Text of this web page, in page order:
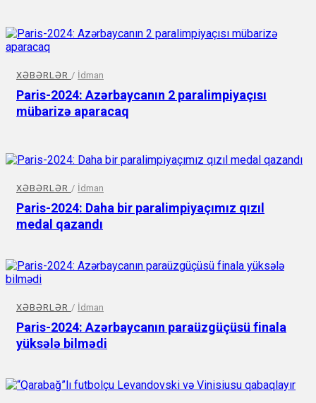
XƏBƏRLƏR / İdman
Paris-2024: Azərbaycanın 2 paralimpiyaçısı
mübarizə aparacaq
XƏBƏRLƏR / İdman
Paris-2024: Daha bir paralimpiyaçımız qızıl
medal qazandı
XƏBƏRLƏR / İdman
Paris-2024: Azərbaycanın paraüzgüçüsü finala
yüksələ bilmədi